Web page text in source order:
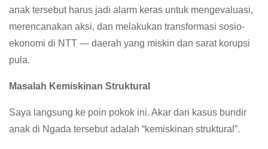
anak tersebut harus jadi alarm keras untuk mengevaluasi,
merencanakan aksi, dan melakukan transformasi sosio-
ekonomi di NTT — daerah yang miskin dan sarat korupsi
pula.
Masalah Kemiskinan Struktural
Saya langsung ke poin pokok ini. Akar dari kasus bundir
anak di Ngada tersebut adalah “kemiskinan struktural”.